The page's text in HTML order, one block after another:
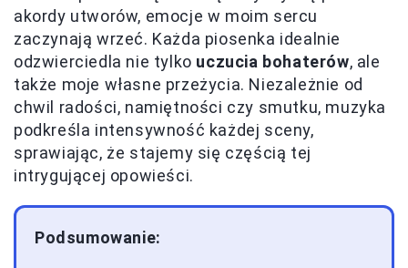
akordy utworów, emocje w moim sercu
zaczynają wrzeć. Każda piosenka idealnie
odzwierciedla nie tylko uczucia bohaterów, ale
także moje własne przeżycia. Niezależnie od
chwil radości, namiętności czy smutku, muzyka
podkreśla intensywność każdej sceny,
sprawiając, że stajemy się częścią tej
intrygującej opowieści.
Podsumowanie: